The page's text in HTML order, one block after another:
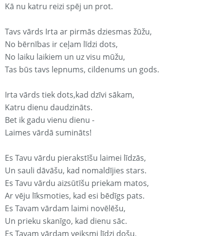
Kā nu katru reizi spēj un prot.
Tavs vārds Irta ar pirmās dziesmas žūžu,
No bērnības ir ceļam līdzi dots,
No laiku laikiem un uz visu mūžu,
Tas būs tavs lepnums, cildenums un gods.
Irta vārds tiek dots,kad dzīvi sākam,
Katru dienu daudzināts.
Bet ik gadu vienu dienu -
Laimes vārdā sumināts!
Es Tavu vārdu pierakstīšu laimei līdzās,
Un sauli dāvāšu, kad nomaldījies stars.
Es Tavu vārdu aizsūtīšu priekam matos,
Ar vēju līksmoties, kad esi bēdīgs pats.
Es Tavam vārdam laimi novēlēšu,
Un prieku skanīgo, kad dienu sāc.
Es Tavam vārdam veiksmi līdzi došu,